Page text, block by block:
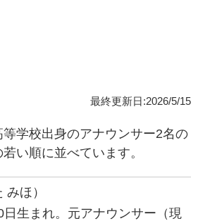
最終更新日:2026/5/15
学校出身のアナウンサー2名の
い順に並べています。
ほ）
日生まれ。元アナウンサー（現